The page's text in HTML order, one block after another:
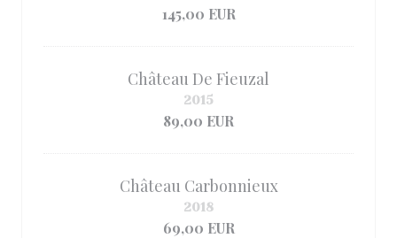
145,00 EUR
Château De Fieuzal
89,00 EUR
2015
Château Carbonnieux
69,00 EUR
2018